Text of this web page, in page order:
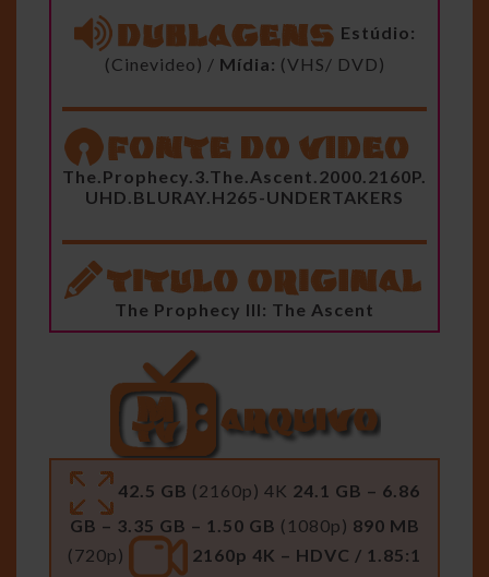
Estúdio:
(Cinevideo) / Mídia: (VHS/ DVD)
The.Prophecy.3.The.Ascent.2000.2160P.
UHD.BLURAY.H265-UNDERTAKERS
The Prophecy III: The Ascent
42.5 GB (2160p) 4K 24.1 GB – 6.86
GB – 3.35 GB – 1.50 GB (1080p) 890 MB
(720p)
2160p 4K – HDVC / 1.85:1